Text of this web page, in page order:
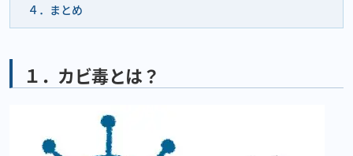
４．まとめ
１．カビ毒とは？